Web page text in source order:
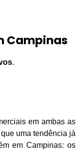
Campinas
.
em ambas as
uma tendência já